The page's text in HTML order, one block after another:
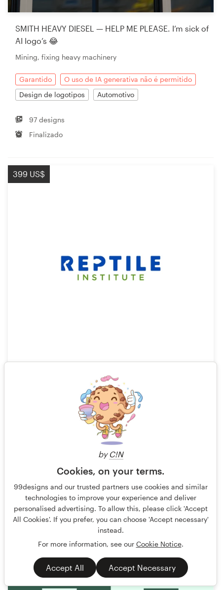
by C!N
Cookies, on your terms.
99designs and our trusted partners use cookies and similar
technologies to improve your experience and deliver
personalised advertising. To allow this, please click 'Accept
All Cookies'. If you prefer, you can choose 'Accept necessary'
instead.
For more information, see our Cookie Notice.
Accept All Accept Necessary
SMITH HEAVY DIESEL — HELP ME PLEASE. I’m sick of
AI logo’s 😂
Mining, fixing heavy machinery
Garantido
O uso de IA generativa não é permitido
Design de logotipos
Automotivo
97 designs
Finalizado
399 US$
Reptile Institute — Design logo for reptile lovers that
want to nerd out on genetics
We do live online education about reptile genetics and
breeding, our target audience would be people that love
O uso de IA generativa não é permitido
Design de logotipos
Animais e Pets
404 designs
249 US$